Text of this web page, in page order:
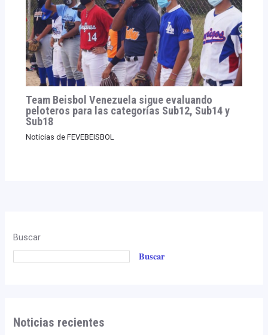
Team Beisbol Venezuela sigue evaluando
peloteros para las categorías Sub12, Sub14 y
Sub18
Noticias de FEVEBEISBOL
Buscar
Buscar
Noticias recientes